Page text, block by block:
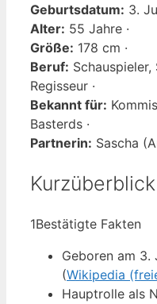
Geburtsdatum: 3.
Alter: 55 Jahre ·
Größe: 178 cm ·
Beruf:
Regisseur ·
Bekannt für:
Basterds ·
Partnerin: Sascha
Kurzüberblick
1Bestätigte Fakten
Geboren am 3.
(Wikipedia
Hauptrolle als